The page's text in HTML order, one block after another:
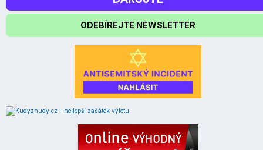
ODEBÍREJTE NEWSLETTER